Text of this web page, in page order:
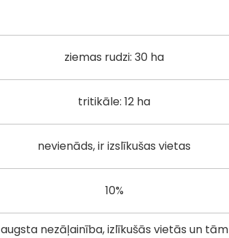
ziemas rudzi: 30 ha
tritikāle: 12 ha
nevienāds, ir izslīkušas vietas
10%
augsta nezāļainība, izlīkušās vietās un tām